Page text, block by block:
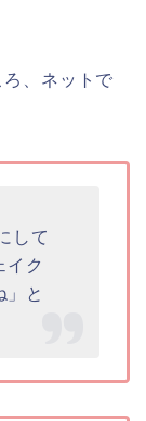
、ネットで
して
イク
」と